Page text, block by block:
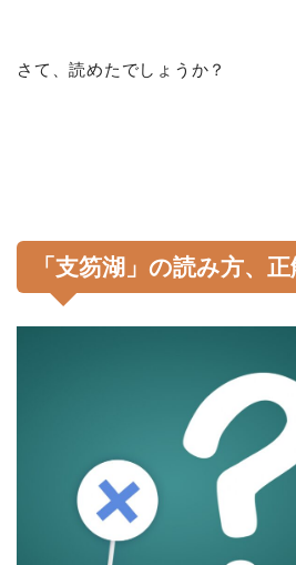
さて、読めたでしょうか？
「支笏湖」の読み方、